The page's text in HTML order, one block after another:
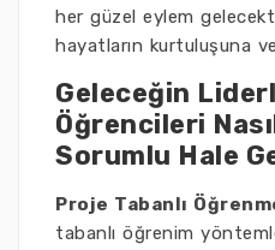
her güzel eylem
hayatların kurtuluşuna
Geleceğin
Öğrencileri
Sorumlu Hale
Proje Tabanlı
tabanlı öğrenim